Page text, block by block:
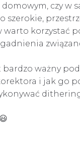
domowym, czy w
szerokie,
warto korzystać
bardzo ważny
i jak go